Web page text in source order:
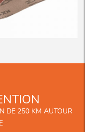
DE 250 KM AUTOUR